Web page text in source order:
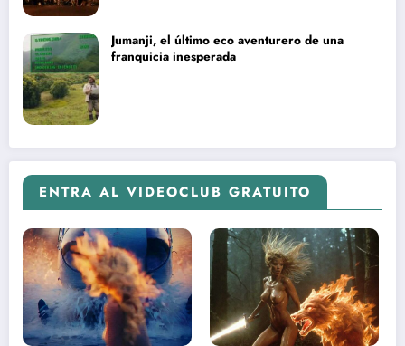
Jumanji, el último eco aventurero de una
franquicia inesperada
ENTRA AL VIDEOCLUB GRATUITO